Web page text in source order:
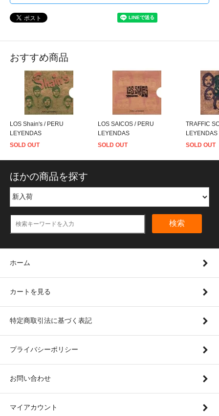
おすすめ商品
LOS Shain's / PERU
LEYENDAS
SOLD OUT
LOS SAICOS / PERU
LEYENDAS
SOLD OUT
TRAFFIC
LEYENDAS
SOLD OUT
ほかの商品を探す
検索
ホーム
カートを見る
特定商取引法に基づく表記
プライバシーポリシー
お問い合わせ
マイアカウント